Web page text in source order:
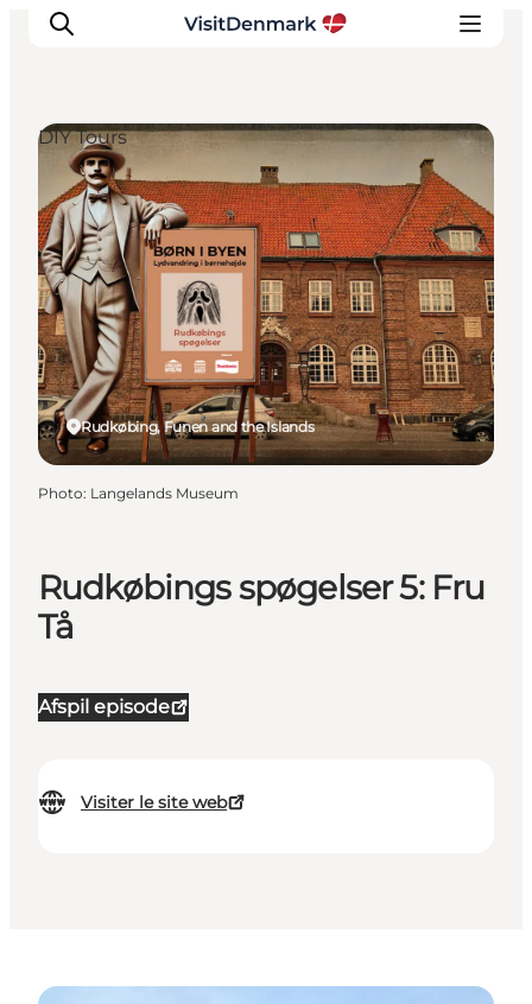
Inspirations
Destinations
Quoi faire
Hébergements
Planifiez votre voyage
Rudkøbings spøgelser 5: Fru
Tå
Afspil episode
Visiter le site web
Rudkøbing, Funen and the Islands
DIY Tours
Photo: Langelands Museum